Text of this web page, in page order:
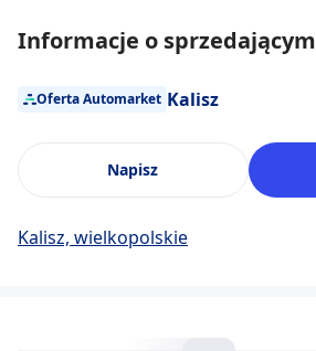
Informacje o sprzedającym
Oferta Automarket Kalisz
Napisz
Kalisz, wielkopolskie